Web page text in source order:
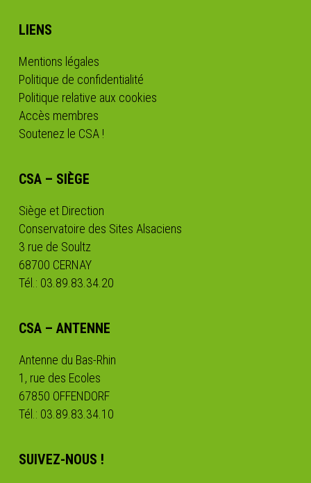
LIENS
Mentions légales
Politique de confidentialité
Politique relative aux cookies
Accès membres
Soutenez le CSA !
CSA – SIÈGE
Siège et Direction
Conservatoire des Sites Alsaciens
3 rue de Soultz
68700 CERNAY
Tél.: 03.89.83.34.20
CSA – ANTENNE
Antenne du Bas-Rhin
1, rue des Ecoles
67850 OFFENDORF
Tél.: 03.89.83.34.10
SUIVEZ-NOUS !